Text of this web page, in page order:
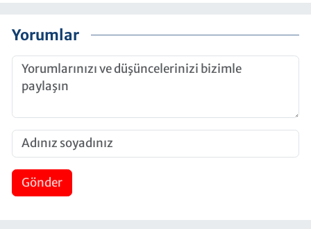
Yorumlar
Gönder